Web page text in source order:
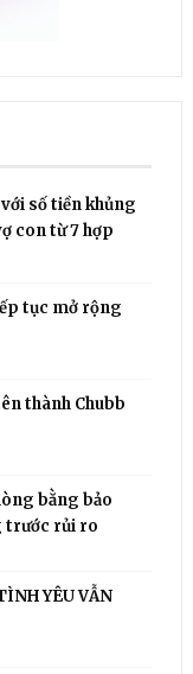
số tiền khủng
con từ 7 hợp
tục mở rộng
thành Chubb
bằng bảo
trước rủi ro
YÊU VẪN